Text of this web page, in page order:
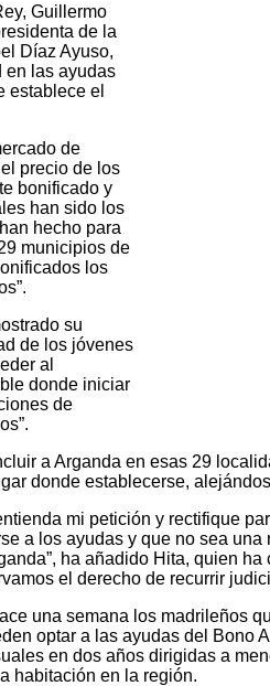
Guillermo
de la
Díaz Ayuso,
en las ayudas
establece el
de
precio de los
bonificado y
han sido los
hecho para
municipios de
los
su
de los jóvenes
al
donde iniciar
de
a Arganda en esas 29
donde establecerse,
mi petición y rectifique
a los ayudas y que no sea
ha añadido Hita, quien
el derecho de recurrir
una semana los madrileños
optar a las ayudas del Bono
en dos años dirigidas a
habitación en la región.